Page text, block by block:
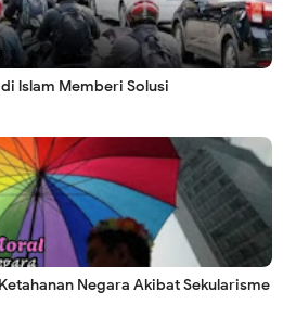
lslam Memberi Solusi
Negara Akibat Sekularisme